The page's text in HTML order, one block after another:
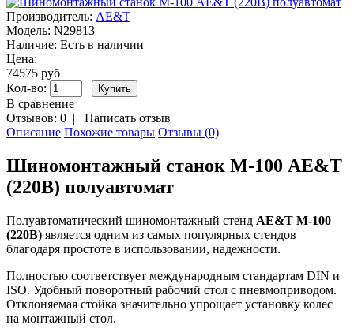
Производитель: AE&T
Модель: N29813
Наличие: Есть в наличии
Цена:
74575 руб
Кол-во:
В сравнение
Отзывов: 0 | Написать отзыв
Описание Похожие товары Отзывы (0)
Шиномонтажный станок М-100 AE&T
(220В) полуавтомат
Полуавтоматический шиномонтажный стенд AE&T М-100
(220В) является одним из самых популярных стендов
благодаря простоте в использовании, надежности.
Полностью соответствует международным стандартам DIN и
ISO. Удобный поворотный рабочий стол с пневмоприводом.
Отклоняемая стойка значительно упрощает установку колес
на монтажный стол.